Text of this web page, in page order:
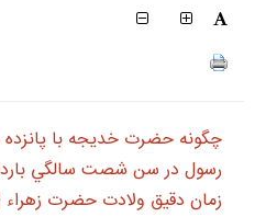
چگونه حضرت خديجه با
رسول در سن شصت سالگي
زمان دقيق ولادت حضرت